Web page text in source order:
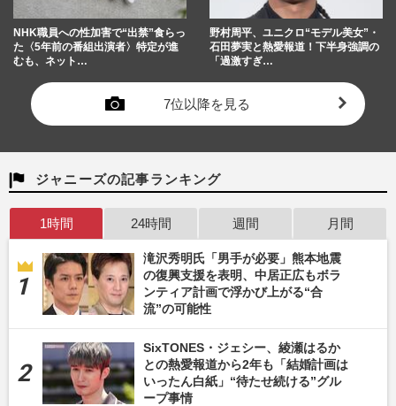
NHK職員への性加害で“出禁”食らっ
た〈5年前の番組出演者〉特定が進
むも、ネット…
野村周平、ユニクロ“モデル美女”・
石田夢実と熱愛報道！下半身強調の
「過激すぎ…
7位以降を見る
ジャニーズの記事ランキング
1時間 24時間 週間 月間
滝沢秀明氏「男手が必要」熊本地震
の復興支援を表明、中居正広もボラ
ンティア計画で浮かび上がる“合
流”の可能性
SixTONES・ジェシー、綾瀬はるか
との熱愛報道から2年も「結婚計画は
いったん白紙」“待たせ続ける”グル
ープ事情